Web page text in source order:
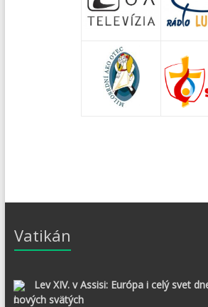
Vatikán
Lev XIV. v Assisi: Európa i celý svet
nových svätých